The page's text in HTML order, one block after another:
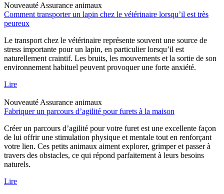
Nouveauté Assurance animaux
Comment transporter un lapin chez le vétérinaire lorsqu’il est très
peureux
Le transport chez le vétérinaire représente souvent une source de
stress importante pour un lapin, en particulier lorsqu’il est
naturellement craintif. Les bruits, les mouvements et la sortie de son
environnement habituel peuvent provoquer une forte anxiété.
Lire
Nouveauté Assurance animaux
Fabriquer un parcours d’agilité pour furets à la maison
Créer un parcours d’agilité pour votre furet est une excellente façon
de lui offrir une stimulation physique et mentale tout en renforçant
votre lien. Ces petits animaux aiment explorer, grimper et passer à
travers des obstacles, ce qui répond parfaitement à leurs besoins
naturels.
Lire